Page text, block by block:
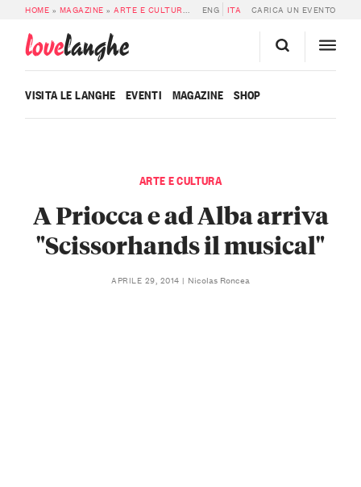
HOME » MAGAZINE »ARTE E CULTURA » A PRIOCCA E AD ALBA ARRIVA
ENG ITA CARICA UN EVENTO
lovelanghe
VISITA LE LANGHE EVENTI MAGAZINE SHOP
ARTE E CULTURA
A Priocca e ad Alba arriva
"Scissorhands il musical"
APRILE 29, 2014 Nicolas Roncea